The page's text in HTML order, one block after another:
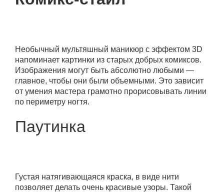
Необычный мультяшный маникюр с эффектом 3D
напоминает картинки из старых добрых комиксов.
Изображения могут быть абсолютно любыми —
главное, чтобы они были объемными. Это зависит
от умения мастера грамотно прорисовывать линии
по периметру ногтя.
Паутинка
Густая натягивающаяся краска, в виде нити
позволяет делать очень красивые узоры. Такой